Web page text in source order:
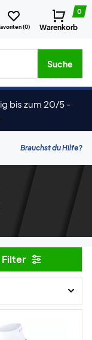
(0)
0
Warenkorb
Suche
bis zum 20/5 -
Brauchst du Hilfe?
Filter